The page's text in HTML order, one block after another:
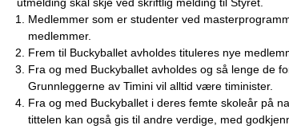
Medlemmer som er studenter ved
medlemmer.
Frem til Buckyballet avholdes tituleres nye
Fra og med Buckyballet avholdes og så lenge de
Grunnleggerne av Timini vil alltid være timinister.
Fra og med Buckyballet i deres femte skoleår på
tittelen kan også gis til andre verdige, med